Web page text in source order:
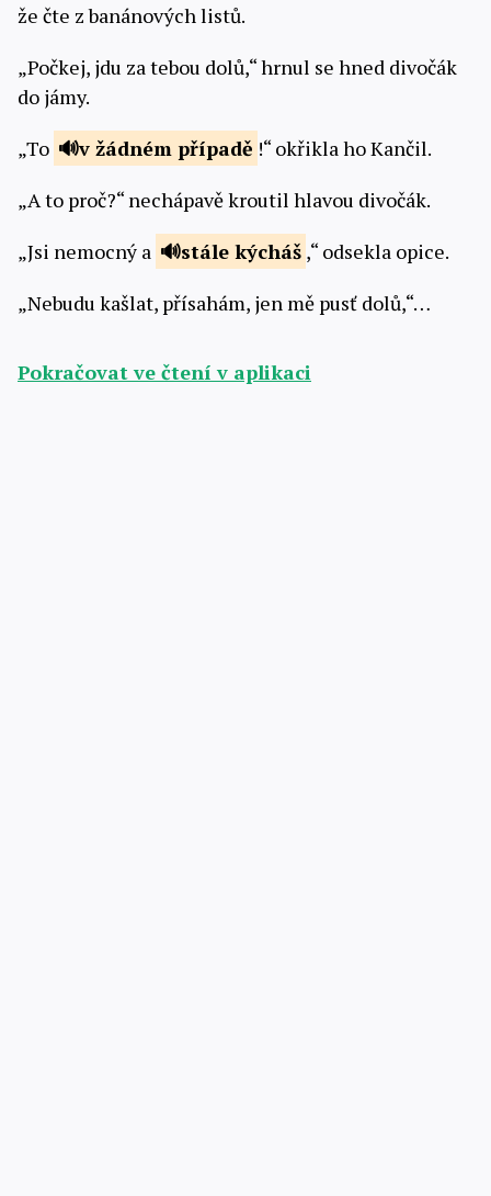
že čte z banánových listů.
„Počkej, jdu za tebou dolů,“ hrnul se hned divočák
do jámy.
„To
v žádném případě !“ okřikla ho Kančil.
„A to proč?“ nechápavě kroutil hlavou divočák.
„Jsi nemocný a
stále kýcháš ,“ odsekla opice.
„Nebudu kašlat, přísahám, jen mě pusť dolů,“…
Pokračovat ve čtení v aplikaci